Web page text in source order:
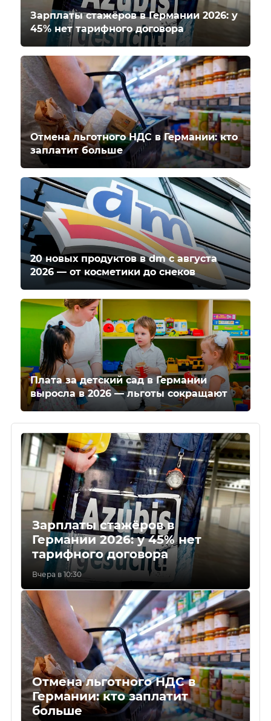
Зарплаты стажёров в Германии 2026: у
45% нет тарифного договора
Отмена льготного НДС в Германии: кто
заплатит больше
20 новых продуктов в dm с августа
2026 — от косметики до снеков
Плата за детский сад в Германии
выросла в 2026 — льготы сокращают
Зарплаты стажёров в
Германии 2026: у 45% нет
тарифного договора
Вчера в 10:30
Отмена льготного НДС в
Германии: кто заплатит
больше